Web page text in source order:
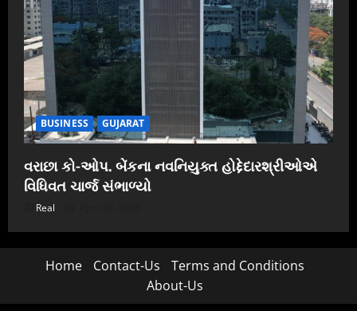
BUSINESS GUJARAT
વરાછા કો-ઓપ. બેંકના નવનિયુક્ત હોદ્દેદારશ્રીઓએ
વિધિવત ચાર્જ સંભાળ્યો
Real
Home Contact-Us
Terms and Conditions
About-Us